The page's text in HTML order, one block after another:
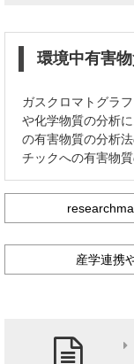
環境中有害
ガスクロマトグラ
や化学物質の分析
の有害物質の分析
チックへの有害物
産学連携